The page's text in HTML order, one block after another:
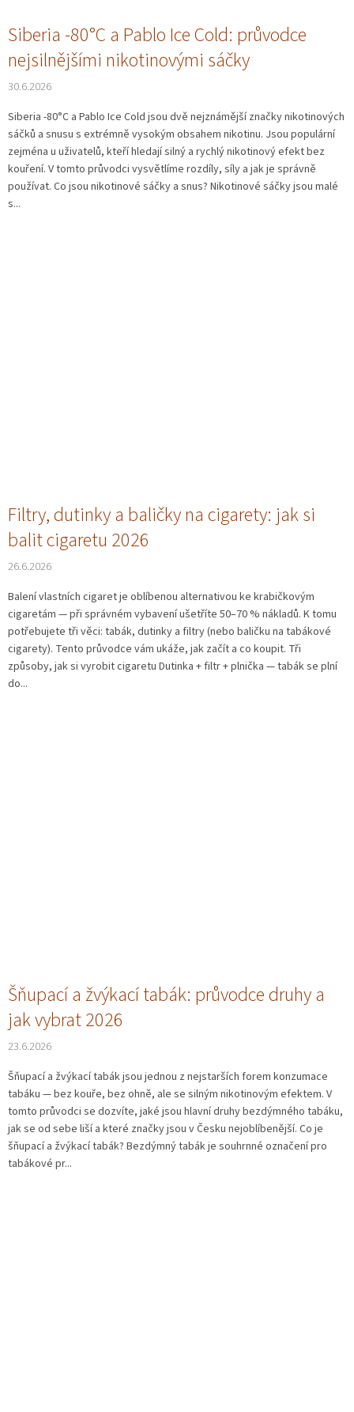
Siberia -80°C a Pablo Ice Cold: průvodce
nejsilnějšími nikotinovými sáčky
30.6.2026
Siberia -80°C a Pablo Ice Cold jsou dvě nejznámější značky nikotinových
sáčků a snusu s extrémně vysokým obsahem nikotinu. Jsou populární
zejména u uživatelů, kteří hledají silný a rychlý nikotinový efekt bez
kouření. V tomto průvodci vysvětlíme rozdíly, síly a jak je správně
používat. Co jsou nikotinové sáčky a snus? Nikotinové sáčky jsou malé
s...
Filtry, dutinky a baličky na cigarety: jak si
balit cigaretu 2026
26.6.2026
Balení vlastních cigaret je oblíbenou alternativou ke krabičkovým
cigaretám — při správném vybavení ušetříte 50–70 % nákladů. K tomu
potřebujete tři věci: tabák, dutinky a filtry (nebo baličku na tabákové
cigarety). Tento průvodce vám ukáže, jak začít a co koupit. Tři
způsoby, jak si vyrobit cigaretu Dutinka + filtr + plnička — tabák se plní
do...
Šňupací a žvýkací tabák: průvodce druhy a
jak vybrat 2026
23.6.2026
Šňupací a žvýkací tabák jsou jednou z nejstarších forem konzumace
tabáku — bez kouře, bez ohně, ale se silným nikotinovým efektem. V
tomto průvodci se dozvíte, jaké jsou hlavní druhy bezdýmného tabáku,
jak se od sebe liší a které značky jsou v Česku nejoblíbenější. Co je
šňupací a žvýkací tabák? Bezdýmný tabák je souhrnné označení pro
tabákové pr...